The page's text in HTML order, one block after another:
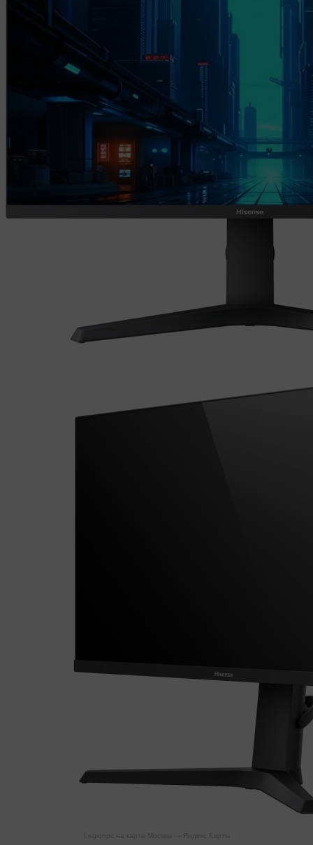
Legionpc на карте Москвы — Яндекс Карты